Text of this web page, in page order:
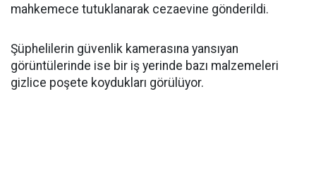
mahkemece tutuklanarak cezaevine gönderildi.
Şüphelilerin güvenlik kamerasına yansıyan
görüntülerinde ise bir iş yerinde bazı malzemeleri
gizlice poşete koydukları görülüyor.